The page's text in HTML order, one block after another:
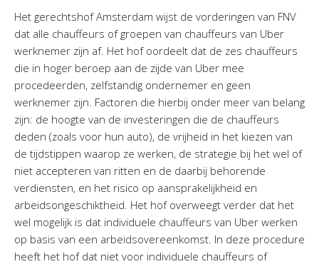
Bedrijfseconomisch advies
Belastingadvies Purmerend
Online boekhouden
Nieuws& informatie
Nieuwsbrief
Nieuwsoverzicht
Handige links
Downloads
Contact
Het gerechtshof Amsterdam wijst de vorderingen van FNV
dat alle chauffeurs of groepen van chauffeurs van Uber
werknemer zijn af. Het hof oordeelt dat de zes chauffeurs
die in hoger beroep aan de zijde van Uber mee
procedeerden, zelfstandig ondernemer en geen
werknemer zijn. Factoren die hierbij onder meer van belang
zijn: de hoogte van de investeringen die de chauffeurs
deden (zoals voor hun auto), de vrijheid in het kiezen van
de tijdstippen waarop ze werken, de strategie bij het wel of
niet accepteren van ritten en de daarbij behorende
verdiensten, en het risico op aansprakelijkheid en
arbeidsongeschiktheid. Het hof overweegt verder dat het
wel mogelijk is dat individuele chauffeurs van Uber werken
op basis van een arbeidsovereenkomst. In deze procedure
heeft het hof dat niet voor individuele chauffeurs of